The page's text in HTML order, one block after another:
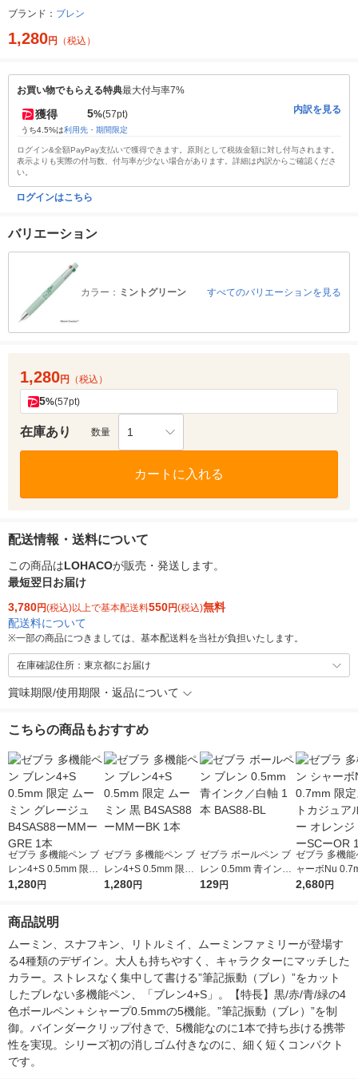
ブランド： ブレン
1,280円 （税込）
お買い物でもらえる特典最大付与率7%
獲得 5%(57pt)
うち4.5%は利用先・期間限定
内訳を見る
ログイン&全額PayPay支払いで獲得できます。原則として税抜金額に対し付与されます。
表示よりも実際の付与数、付与率が少ない場合があります。詳細は内訳からご確認くださ
い。
ログインはこちら
バリエーション
カラー： ミントグリーン すべてのバリエーションを見る
1,280円 （税込）
5%(57pt)
在庫あり 数量 1
カートに入れる
配送情報・送料について
この商品はLOHACOが販売・発送します。
最短翌日お届け
3,780円(税込)以上で基本配送料550円(税込)無料
配送料について
※一部の商品につきましては、基本配送料を当社が負担いたします。
在庫確認住所：東京都にお届け
賞味期限/使用期限・返品について
こちらの商品もおすすめ
ゼブラ 多機能ペン ブ
レン4+S 0.5mm 限定
ムーミン グレージュ
1,280円
ゼブラ 多機能ペン ブ
レン4+S 0.5mm 限定
ムーミン 黒 B4SAS88
1,280円
ゼブラ ボールペン ブ
レン 0.5mm 青インク
／白軸 1本 BAS88-BL
129円
ゼブラ 多機能
ャーボNu
スマートカジ
2,680円
商品説明
ムーミン、スナフキン、リトルミイ、ムーミンファミリーが登場す
る4種類のデザイン。大人も持ちやすく、キャラクターにマッチした
カラー。ストレスなく集中して書ける”筆記振動（ブレ）”をカット
したブレない多機能ペン、「ブレン4+S」。【特長】黒/赤/青/緑の4
色ボールペン＋シャープ0.5mmの5機能。”筆記振動（ブレ）”を制
御。バインダークリップ付きで、5機能なのに1本で持ち歩ける携帯
性を実現。シリーズ初の消しゴム付きなのに、細く短くコンパクト
です。